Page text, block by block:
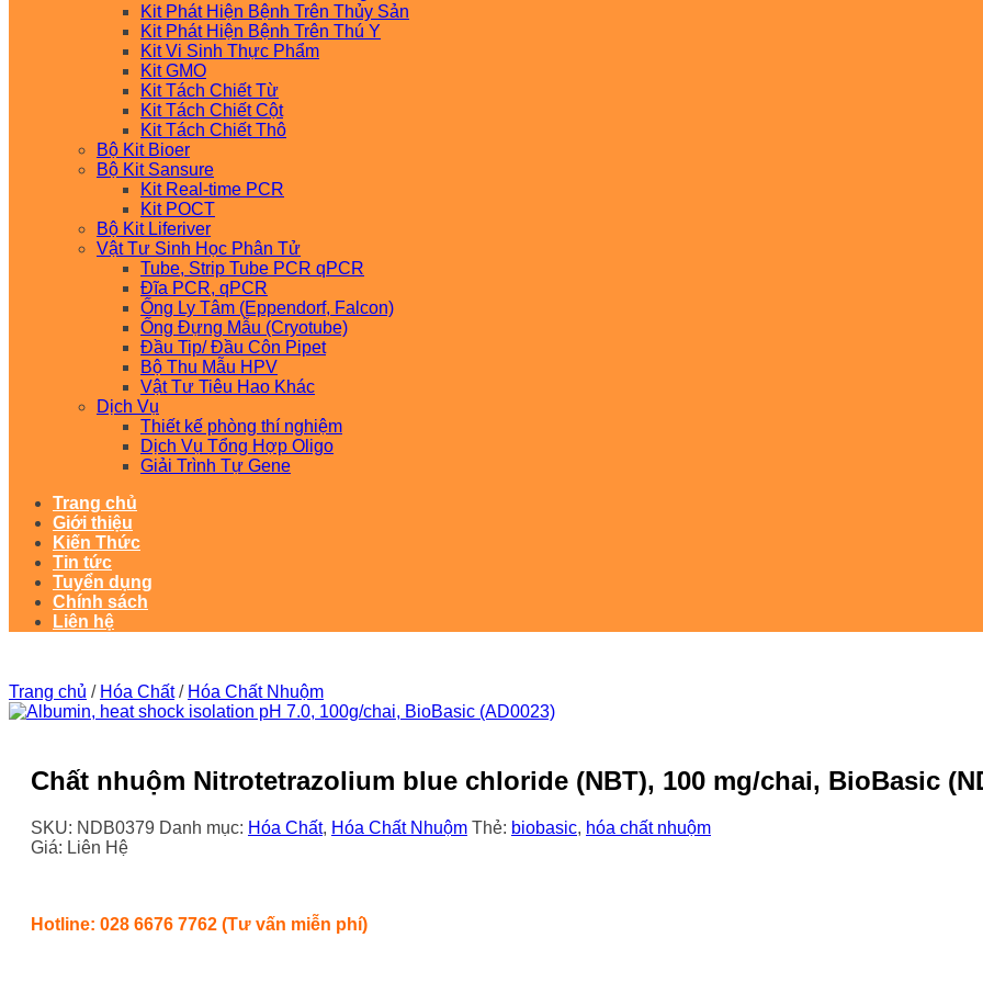
Kit Phát Hiện Bệnh Trên Thủy Sản
Kit Phát Hiện Bệnh Trên Thú Y
Kit Vi Sinh Thực Phẩm
Kit GMO
Kit Tách Chiết Từ
Kit Tách Chiết Cột
Kit Tách Chiết Thô
Bộ Kit Bioer
Bộ Kit Sansure
Kit Real-time PCR
Kit POCT
Bộ Kit Liferiver
Vật Tư Sinh Học Phân Tử
Tube, Strip Tube PCR qPCR
Đĩa PCR, qPCR
Ống Ly Tâm (Eppendorf, Falcon)
Ống Đựng Mẫu (Cryotube)
Đầu Tip/ Đầu Côn Pipet
Bộ Thu Mẫu HPV
Vật Tư Tiêu Hao Khác
Dịch Vụ
Thiết kế phòng thí nghiệm
Dịch Vụ Tổng Hợp Oligo
Giải Trình Tự Gene
Trang chủ
Giới thiệu
Kiến Thức
Tin tức
Tuyển dụng
Chính sách
Liên hệ
Trang chủ / Hóa Chất / Hóa Chất Nhuộm
Chất nhuộm Nitrotetrazolium blue chloride (NBT), 100 mg/chai, BioBasic
SKU: NDB0379 Danh mục: Hóa Chất, Hóa Chất Nhuộm Thẻ: biobasic, hóa chất nhuộm
Giá: Liên Hệ
Hotline: 028 6676 7762 (Tư vấn miễn phí)